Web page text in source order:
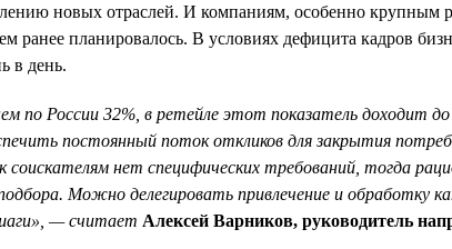
новых отраслей. И компаниям, особенно крупным
планировалось. В условиях дефицита кадров
в день.
по России 32%, в ретейле этот показатель доходит
постоянный поток откликов для закрытия
соискателям нет специфических требований, тогда
Можно делегировать привлечение и обработку
— считает Алексей Варников, руководитель